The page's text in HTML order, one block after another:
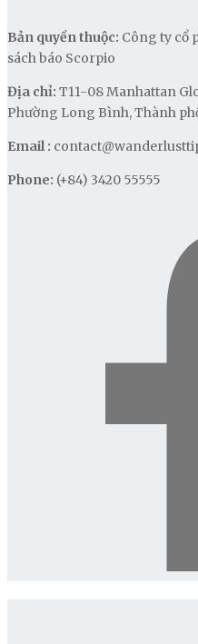
Bản quyền thuộc: Công ty cổ
sách báo Scorpio
Địa chỉ: T11-08 Manhattan
Phường Long Bình, Thành
Email :
Phone: (+84) 3420 55555